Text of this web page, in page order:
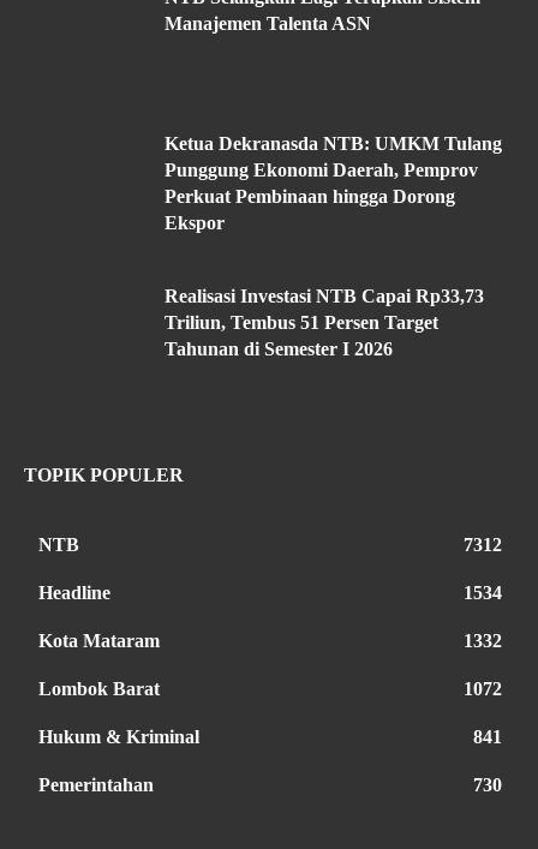
Manajemen Talenta ASN
Ketua Dekranasda NTB: UMKM Tulang
Punggung Ekonomi Daerah, Pemprov
Perkuat Pembinaan hingga Dorong
Ekspor
Realisasi Investasi NTB Capai Rp33,73
Triliun, Tembus 51 Persen Target
Tahunan di Semester I 2026
TOPIK POPULER
NTB 7312
Headline 1534
Kota Mataram 1332
Lombok Barat 1072
Hukum & Kriminal 841
Pemerintahan 730